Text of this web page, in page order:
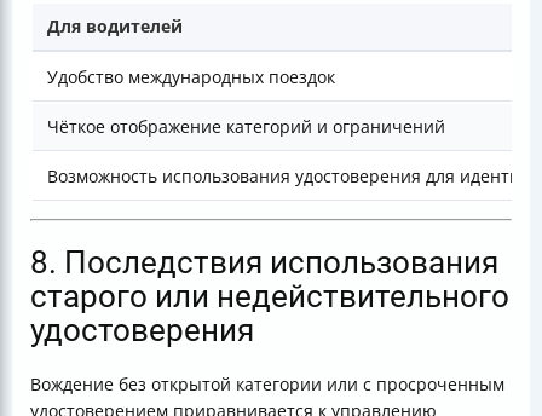
Для водителей
Удобство международных поездок
Чёткое отображение категорий и ограничений
Возможность использования удостоверения для
8. Последствия использования
старого или недействительного
удостоверения
Вождение без открытой категории или с просроченным
удостоверением приравнивается к управлению